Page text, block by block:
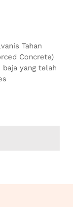
Tahan
Concrete)
baja yang telah